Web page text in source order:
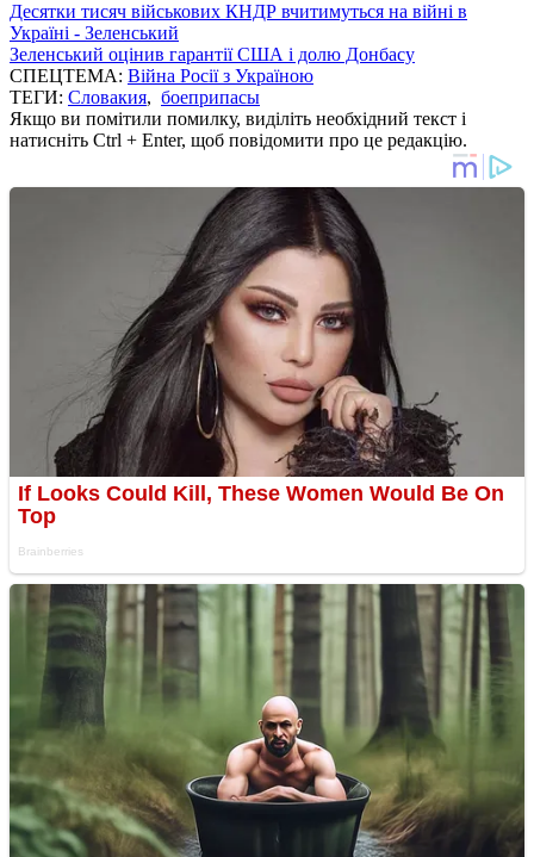
Десятки тисяч військових КНДР вчитимуться на війні в
Україні - Зеленський
Зеленський оцінив гарантії США і долю Донбасу
СПЕЦТЕМА: Війна Росії з Україною
ТЕГИ: Словакия, боеприпасы
Якщо ви помітили помилку, виділіть необхідний текст і
натисніть Ctrl + Enter, щоб повідомити про це редакцію.